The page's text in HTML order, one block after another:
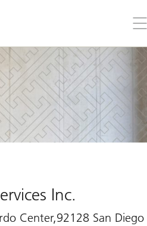
le
Inc.
Center,92128 San Diego